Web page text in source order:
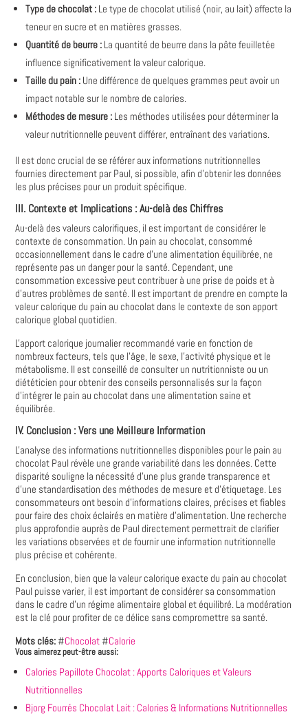
Type de chocolat : Le type de chocolat utilisé (noir‚ au lait) affecte la
teneur en sucre et en matières grasses.
Quantité de beurre : La quantité de beurre dans la pâte feuilletée
influence significativement la valeur calorique.
Taille du pain : Une différence de quelques grammes peut avoir un
impact notable sur le nombre de calories.
Méthodes de mesure : Les méthodes utilisées pour déterminer la
valeur nutritionnelle peuvent différer‚ entraînant des variations.
Il est donc crucial de se référer aux informations nutritionnelles
fournies directement par Paul‚ si possible‚ afin d'obtenir les données
les plus précises pour un produit spécifique.
III. Contexte et Implications : Au-delà des Chiffres
Au-delà des valeurs calorifiques‚ il est important de considérer le
contexte de consommation. Un pain au chocolat‚ consommé
occasionnellement dans le cadre d'une alimentation équilibrée‚ ne
représente pas un danger pour la santé. Cependant‚ une
consommation excessive peut contribuer à une prise de poids et à
d'autres problèmes de santé. Il est important de prendre en compte la
valeur calorique du pain au chocolat dans le contexte de son apport
calorique global quotidien.
L'apport calorique journalier recommandé varie en fonction de
nombreux facteurs‚ tels que l'âge‚ le sexe‚ l'activité physique et le
métabolisme. Il est conseillé de consulter un nutritionniste ou un
diététicien pour obtenir des conseils personnalisés sur la façon
d'intégrer le pain au chocolat dans une alimentation saine et
équilibrée.
IV. Conclusion : Vers une Meilleure Information
L'analyse des informations nutritionnelles disponibles pour le pain au
chocolat Paul révèle une grande variabilité dans les données. Cette
disparité souligne la nécessité d'une plus grande transparence et
d'une standardisation des méthodes de mesure et d'étiquetage. Les
consommateurs ont besoin d'informations claires‚ précises et fiables
pour faire des choix éclairés en matière d'alimentation. Une recherche
plus approfondie auprès de Paul directement permettrait de clarifier
les variations observées et de fournir une information nutritionnelle
plus précise et cohérente.
En conclusion‚ bien que la valeur calorique exacte du pain au chocolat
Paul puisse varier‚ il est important de considérer sa consommation
dans le cadre d'un régime alimentaire global et équilibré. La modération
est la clé pour profiter de ce délice sans compromettre sa santé.
Mots clés: #Chocolat #Calorie
Vous aimerez peut-être aussi:
Calories Papillote Chocolat : Apports Caloriques et Valeurs
Nutritionnelles
Bjorg Fourrés Chocolat Lait : Calories & Informations Nutritionnelles